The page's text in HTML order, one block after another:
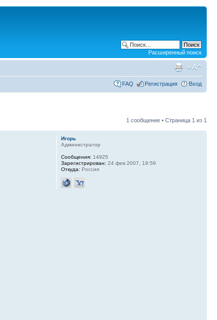
Расширенный поиск
FAQ Регистрация Вход
1 сообщение • Страница 1 из 1
Игорь
Администратор
Сообщения: 14925
Зарегистрирован: 24 фев 2007, 19:59
Откуда: Россия